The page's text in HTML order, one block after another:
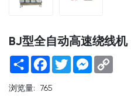
BJ型全自动高速绕线机
Share Facebook
TwitterMessenger
浏览量: 765